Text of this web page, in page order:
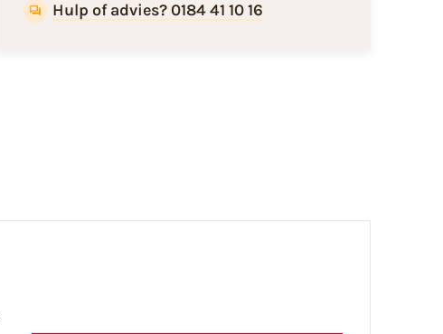
Hulp of advies? 0184 41 10 16